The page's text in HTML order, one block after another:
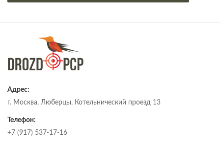
Адрес:
г. Москва, Люберцы, Котельнический проезд 13
Телефон:
+7 (917) 537-17-16